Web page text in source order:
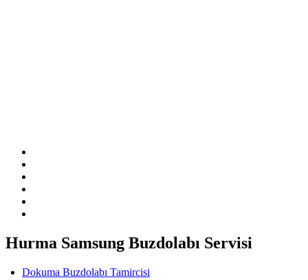
Hurma Samsung Buzdolabı Servisi
Dokuma Buzdolabı Tamircisi